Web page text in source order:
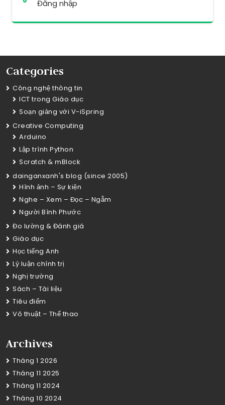
Đăng nhập
Categories
Công nghệ thông tin
ICT trong Giáo dục
Soạn giảng với V-iSpring
Creative Computing
Arduino
Lập trình Python
Scratch & mBlock
dainganxanh's blog (since 2005)
Hình ảnh – Sự kiện
Nghe – Xem – Đọc – Ngẫm
Người Bình Phước
Đo lường & Đánh giá
Giáo dục
Học tiếng Anh
Lý luận chính trị
Nghị trường
Sách – Tài liệu
Tiêu điểm
Võ thuật – Thể thao
Archives
Tháng 1 2026
Tháng 11 2025
Tháng 11 2024
Tháng 10 2024